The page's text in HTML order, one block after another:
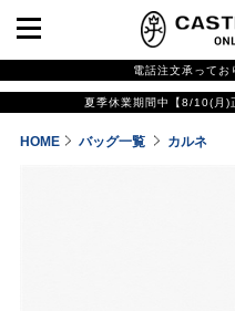
電話注文承ってお
夏季休業期間中【8/10(月)
HOME バッグ一覧 カルネ